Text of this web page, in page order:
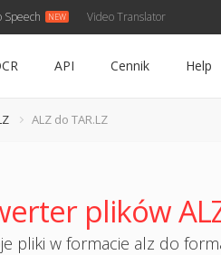
Speech Video Translator
API Cennik Help
ALZ do TAR.LZ
plików
pliki w formacie alz do